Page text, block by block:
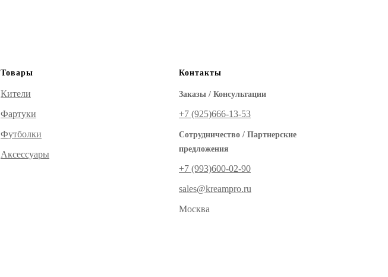
Товары
Кители
Фартуки
Футболки
Аксессуары
Контакты
Заказы / Консультации
+7 (925)‪666-13-53
Сотрудничество / Партнерские
предложения
+7 (993)600-02-90
sales@kreampro.ru
Москва